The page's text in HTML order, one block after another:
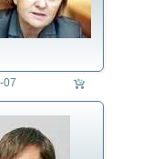
07